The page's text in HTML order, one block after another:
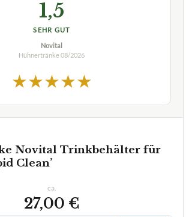
1,5
SEHR GUT
Novital
Hühnertränke 08/2026
★★★★★
Novital Trinkbehälter für
Clean’
ca.
27,00 €